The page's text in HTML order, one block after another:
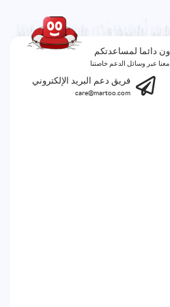
دائما لمساعدتكم
عبر وسائل الدعم خاصتنا
فريق دعم البريد الإلكتروني
care@martoo.com